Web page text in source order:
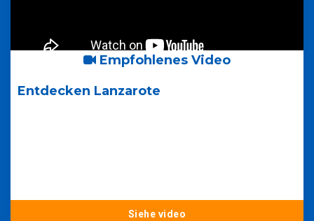
Empfohlenes Video
Entdecken Lanzarote
Siehe video